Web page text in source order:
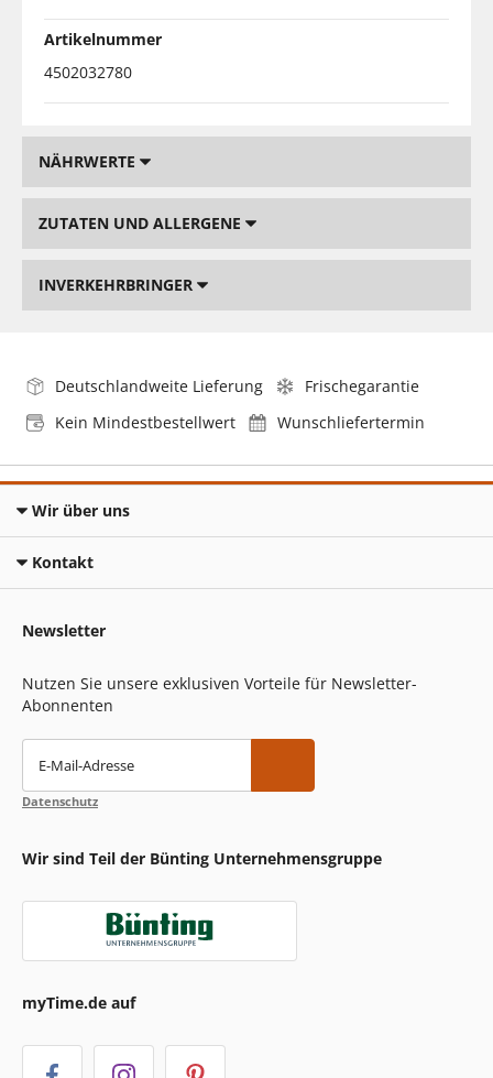
Artikelnummer
4502032780
NÄHRWERTE
ZUTATEN UND ALLERGENE
INVERKEHRBRINGER
Deutschlandweite Lieferung
Frischegarantie
Kein Mindestbestellwert
Wunschliefertermin
Wir über uns
Kontakt
Newsletter
Nutzen Sie unsere exklusiven Vorteile für Newsletter-
Abonnenten
E-Mail-Adresse
Datenschutz
Wir sind Teil der Bünting Unternehmensgruppe
myTime.de auf